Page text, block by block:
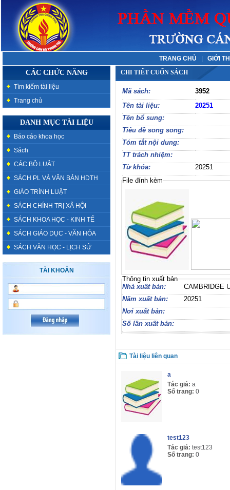
TRANG CHỦ GIỚI
CÁC CHỨC NĂNG
Tìm kiếm tài liệu
Trang chủ
DANH MỤC TÀI LIỆU
Báo cáo khoa học
Sách
CÁC BỘ LUẬT
SÁCH PL VÀ VĂN BẢN HDTH
GIÁO TRÌNH LUẬT
SÁCH CHÍNH TRỊ XÃ HỘI
SÁCH KHOA HỌC - KINH TẾ
SÁCH GIÁO DỤC - VĂN HÓA
SÁCH VĂN HỌC - LỊCH SỬ
TÀI KHOẢN
CHI TIẾT CUỐN SÁCH
Mã sách:
3952
Tên tài liệu:
20251
Tên bổ sung:
Tiêu đề song song:
Tóm tắt nội dung:
TT trách nhiệm:
Từ khóa:
20251
File đính kèm
Thông tin xuất bản
Nhà xuất bản:
CAMBRIDGE
Năm xuất bản:
20251
Nơi xuất bản:
Số lần xuất bản:
Tài liệu liên quan
a
Tác giả: a
Số trang: 0
test123
Tác giả: test123
Số trang: 0